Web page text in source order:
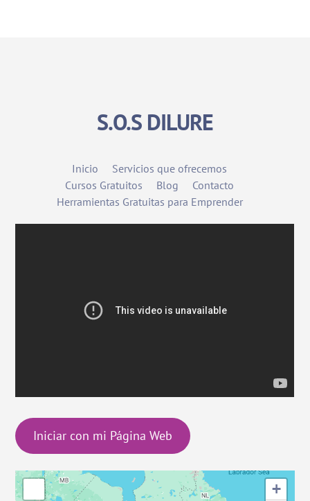
S.O.S DILURE
Inicio
Servicios que ofrecemos
Cursos Gratuitos
Blog
Contacto
Herramientas Gratuitas para Emprender
Iniciar con mi Página Web
+